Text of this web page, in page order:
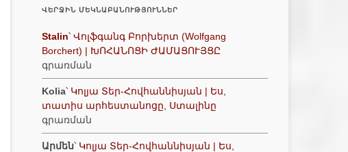
ՎԵՐՋԻՆ ՄԵԿՆԱԲԱՆՈՒԹՅՈՒՆՆԵՐ
Stalin՝ Վոլֆգանգ Բորխերտ (Wolfgang
Borchert) | ԽՈՀԱՆՈՑԻ ԺԱՄԱՑՈՒՅՑԸ
գրառման
Kolia՝ Կոլյա Տեր-Հովհաննիսյան | Ես,
տատիս արհեստանոցը, Ստալինը
գրառման
Արմեն՝ Կոլյա Տեր-Հովհաննիսյան | Ես,